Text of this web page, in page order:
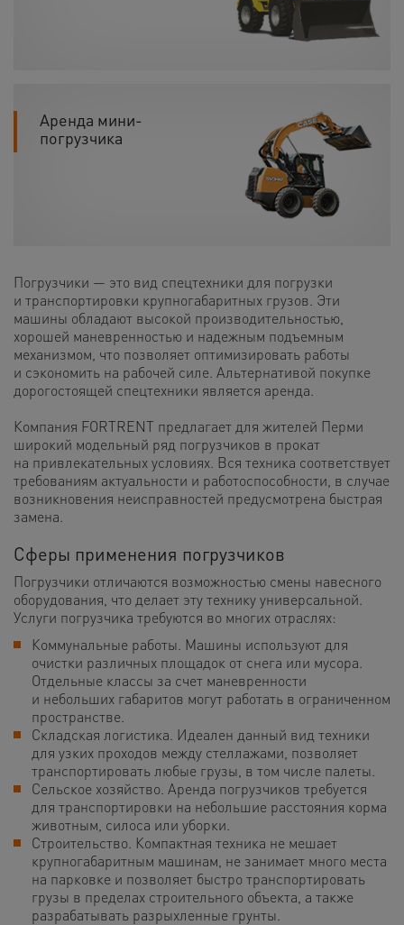
Аренда мини-
погрузчика
Погрузчики — это вид спецтехники для погрузки
и транспортировки крупногабаритных грузов. Эти
машины обладают высокой производительностью,
хорошей маневренностью и надежным подъемным
механизмом, что позволяет оптимизировать работы
и сэкономить на рабочей силе. Альтернативой покупке
дорогостоящей спецтехники является аренда.
Компания FORTRENT предлагает для жителей Перми
широкий модельный ряд погрузчиков в прокат
на привлекательных условиях. Вся техника соответствует
требованиям актуальности и работоспособности, в случае
возникновения неисправностей предусмотрена быстрая
замена.
Сферы применения погрузчиков
Погрузчики отличаются возможностью смены навесного
оборудования, что делает эту технику универсальной.
Услуги погрузчика требуются во многих отраслях:
Коммунальные работы. Машины используют для
очистки различных площадок от снега или мусора.
Отдельные классы за счет маневренности
и небольших габаритов могут работать в ограниченном
пространстве.
Складская логистика. Идеален данный вид техники
для узких проходов между стеллажами, позволяет
транспортировать любые грузы, в том числе палеты.
Сельское хозяйство. Аренда погрузчиков требуется
для транспортировки на небольшие расстояния корма
животным, силоса или уборки.
Строительство. Компактная техника не мешает
крупногабаритным машинам, не занимает много места
на парковке и позволяет быстро транспортировать
грузы в пределах строительного объекта, а также
разрабатывать разрыхленные грунты.